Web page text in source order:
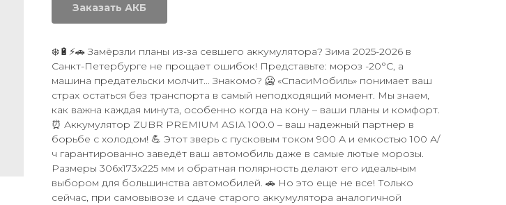
Заказать АКБ
❄️🔋⚡🚗 Замёрзли планы из-за севшего аккумулятора? Зима 2025-2026 в
Санкт-Петербурге не прощает ошибок! Представьте: мороз -20°C, а
машина предательски молчит… Знакомо? 🥶 «СпасиМобиль» понимает ваш
страх остаться без транспорта в самый неподходящий момент. Мы знаем,
как важна каждая минута, особенно когда на кону – ваши планы и комфорт.
⏰ Аккумулятор ZUBR PREMIUM ASIA 100.0 – ваш надежный партнер в
борьбе с холодом! 💪 Этот зверь с пусковым током 900 А и емкостью 100 А/
ч гарантированно заведёт ваш автомобиль даже в самые лютые морозы.
Размеры 306x173x225 мм и обратная полярность делают его идеальным
выбором для большинства автомобилей. 🚗 Но это еще не все! Только
сейчас, при самовывозе и сдаче старого аккумулятора аналогичной